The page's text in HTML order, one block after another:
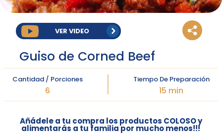
VER VIDEO
Guiso de Corned Beef
Cantidad / Porciones
6
Tiempo De Preparación
15 min
Añádele a tu compra los productos COLOSO y
alimentarás a tu familia por mucho menos!!!